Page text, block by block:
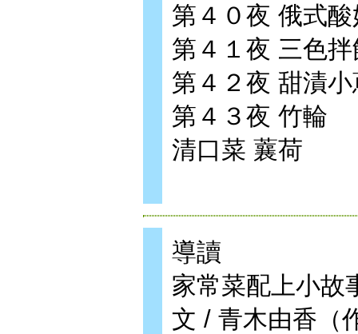
第４０夜 俄式
第４１夜 三色
第４２夜 甜漬
第４３夜 竹輪
清口菜 蘘荷
導讀
家常菜配上小故
文 / 青木由香（